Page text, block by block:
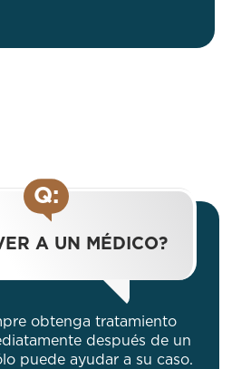
Q:
A UN MÉDICO?
obtenga tratamiento
después de un
puede ayudar a su caso.